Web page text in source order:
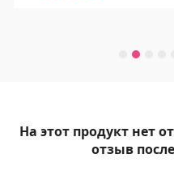
На этот продукт нет
отзыв